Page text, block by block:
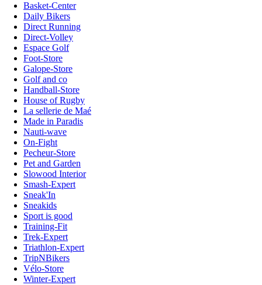
Basket-Center
Daily Bikers
Direct Running
Direct-Volley
Espace Golf
Foot-Store
Galope-Store
Golf and co
Handball-Store
House of Rugby
La sellerie de Maé
Made in Paradis
Nauti-wave
On-Fight
Pecheur-Store
Pet and Garden
Slowood Interior
Smash-Expert
Sneak'In
Sneakids
Sport is good
Training-Fit
Trek-Expert
Triathlon-Expert
TripNBikers
Vélo-Store
Winter-Expert